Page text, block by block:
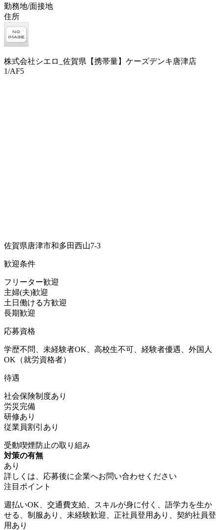
勤務地/面接地
住所
株式会社シエロ_佐賀県【携帯量】ケーズデンキ唐津店
1/AF5
佐賀県唐津市和多田西山7-3
歓迎条件
フリーター歓迎
主婦(夫)歓迎
土日働ける方歓迎
長期歓迎
応募資格
学歴不問、未経験者OK、高校生不可、経験者優遇、外国人
OK（就労資格者）
待遇
社会保険制度あり
労災完備
研修あり
従業員割引あり
受動喫煙防止の取り組み
対策の有無
あり
詳しくは、応募後に企業へお問い合わせください
注目ポイント
週払いOK、交通費支給、スキルが身に付く、語学力を生か
せる、制服あり、未経験歓迎、正社員登用あり、契約社員登
用あり